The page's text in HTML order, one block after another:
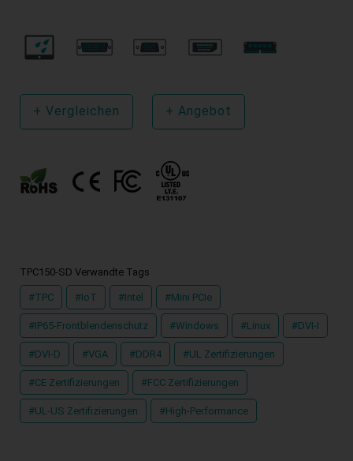
+ Vergleichen + Angebot
TPC150-SD Verwandte Tags
#TPC #IoT #Intel #Mini PCIe
#IP65-Frontblendenschutz #Windows #Linux #DVI-I
#DVI-D #VGA #DDR4 #UL Zertifizierungen
#CE Zertifizierungen #FCC Zertifizierungen
#UL-US Zertifizierungen #High-Performance